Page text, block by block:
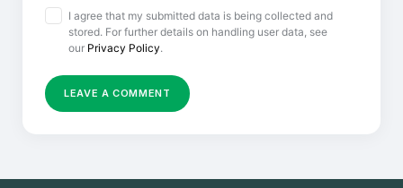
I agree that my submitted data is being collected and
stored. For further details on handling user data, see
our Privacy Policy.